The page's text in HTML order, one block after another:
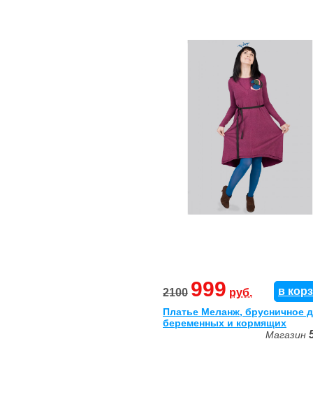
2100 999 руб. в
Платье Меланж, брусничное
беременных и кормящих
Магазин